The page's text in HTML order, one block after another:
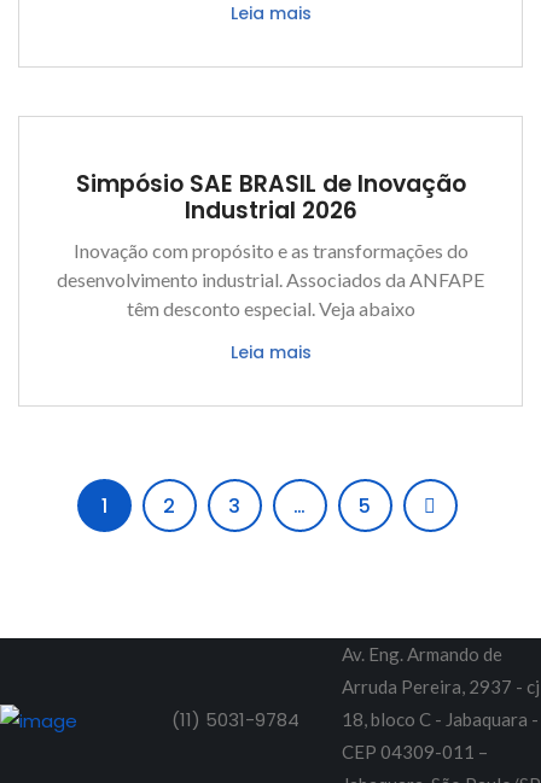
Leia mais
Simpósio SAE BRASIL de Inovação
Industrial 2026
Inovação com propósito e as transformações do
desenvolvimento industrial. Associados da ANFAPE
têm desconto especial. Veja abaixo
Leia mais
1 2 3 … 5
(11) 5031-9784
Av. Eng. Armando de
Arruda Pereira, 2937 - cj
18, bloco C - Jabaquara -
CEP 04309-011 –